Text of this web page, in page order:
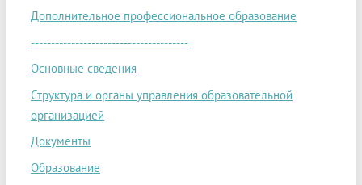
Дополнительное профессиональное образование
---------------------------------------
Основные сведения
Структура и органы управления образовательной
организацией
Документы
Образование